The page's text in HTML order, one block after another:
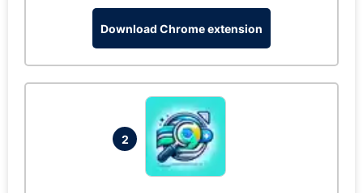
Download Chrome extension
2